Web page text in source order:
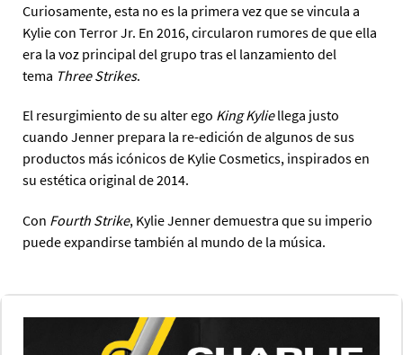
Curiosamente, esta no es la primera vez que se vincula a
Kylie con Terror Jr. En 2016, circularon rumores de que ella
era la voz principal del grupo tras el lanzamiento del
tema Three Strikes.
El resurgimiento de su alter ego King Kyliellega justo
cuando Jenner prepara la re-edición de algunos de sus
productos más icónicos de Kylie Cosmetics, inspirados en
su estética original de 2014.
Con Fourth Strike, Kylie Jenner demuestra que su imperio
puede expandirse también al mundo de la música.